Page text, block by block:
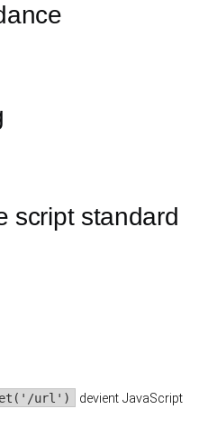
script standard
url') devient JavaScript